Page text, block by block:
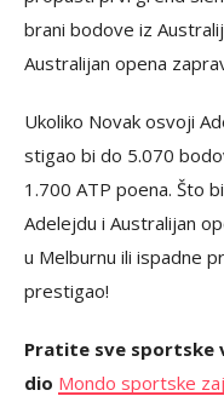
brani bodove iz
Australijan opena
Ukoliko Novak osvoji
stigao bi do 5.070
1.700 ATP poena. Što
Adelejdu i Australijan
u Melburnu ili ispadne
prestigao!
Pratite sve sportske
dio Mondo sportske